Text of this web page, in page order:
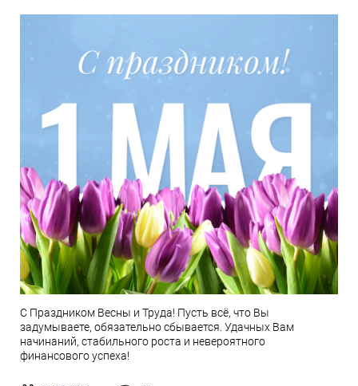
С Праздником Весны и Труда! Пусть всё, что Вы
задумываете, обязательно сбывается. Удачных Вам
начинаний, стабильного роста и невероятного
финансового успеха!